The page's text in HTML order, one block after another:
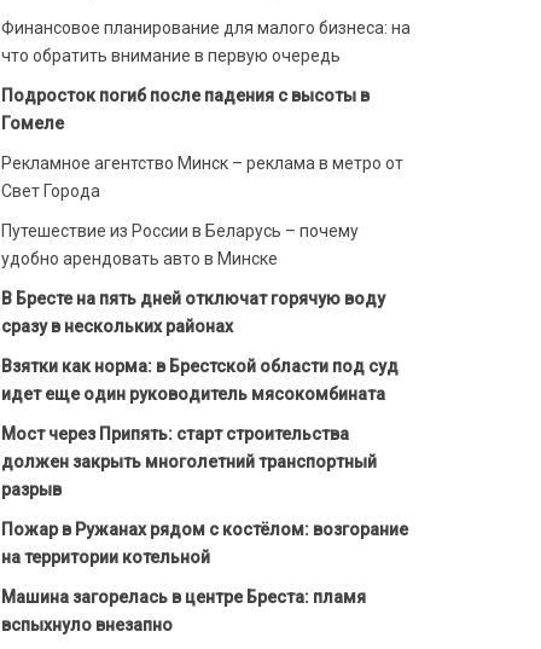
Финансовое планирование для малого бизнеса: на
что обратить внимание в первую очередь
Подросток погиб после падения с высоты в
Гомеле
Рекламное агентство Минск – реклама в метро от
Свет Города
Путешествие из России в Беларусь – почему
удобно арендовать авто в Минске
В Бресте на пять дней отключат горячую воду
сразу в нескольких районах
Взятки как норма: в Брестской области под суд
идет еще один руководитель мясокомбината
Мост через Припять: старт строительства
должен закрыть многолетний транспортный
разрыв
Пожар в Ружанах рядом с костёлом: возгорание
на территории котельной
Машина загорелась в центре Бреста: пламя
вспыхнуло внезапно